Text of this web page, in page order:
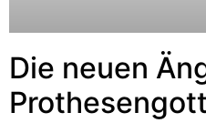
Die neuen